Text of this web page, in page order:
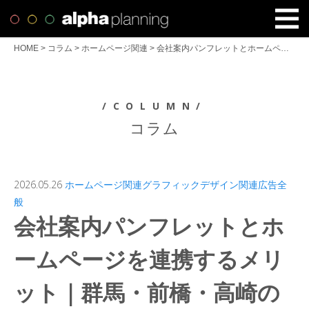
HOME > コラム > ホームページ関連 > 会社案内パンフレットとホームページを連携するメリット｜群馬・前橋・高崎の企業向け
/COLUMN/
コラム
2026.05.26 ホームページ関連グラフィックデザイン関連広告全
般
会社案内パンフレットとホ
ームページを連携するメリ
ット｜群馬・前橋・高崎の